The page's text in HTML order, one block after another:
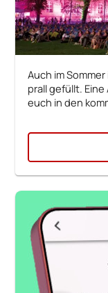
Auch im
prall gefüllt.
euch in den